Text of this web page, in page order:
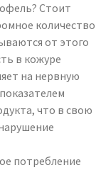
Стоит
количество
от этого
в кожуре
на нервную
что в свою
потребление